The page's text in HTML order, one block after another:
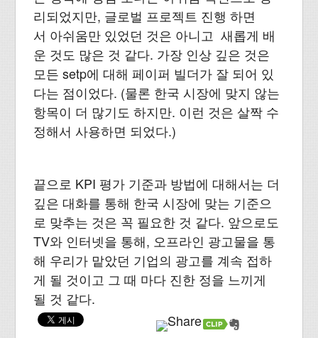
리되었지만, 글로벌 프로젝트 진행 하면
서 아쉬움만 있었던 것은 아니고 새롭게 배
운 것도 많은 것 같다. 가장 인상 깊은 것은
모든 setp에 대해 페이퍼 빌더가 잘 되어 있
다는 점이었다. (물론 한국 시장에 맞지 않는
항목이 더 많기도 하지만. 이런 것은 살짝 수
정해서 사용하면 되었다.)
끝으로 KPI 평가 기준과 방법에 대해서는 더
깊은 대화를 통해 한국 시장에 맞는 기준으
로 맞추는 것은 꼭 필요한 것 같다. 앞으로도
TV와 인터넷을 통해, 오프라인 광고물을 통
해 우리가 맡았던 기업의 광고를 계속 접하
게 될 것이고 그 때 마다 진한 정을 느끼게
될 것 같다.